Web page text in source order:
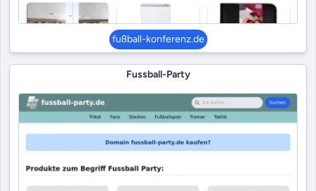
fußball-konferenz.de
Fussball-Party